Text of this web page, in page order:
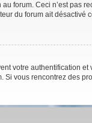
forum. Ceci n’est
du forum ait désactivé
votre authentification
vous rencontrez des